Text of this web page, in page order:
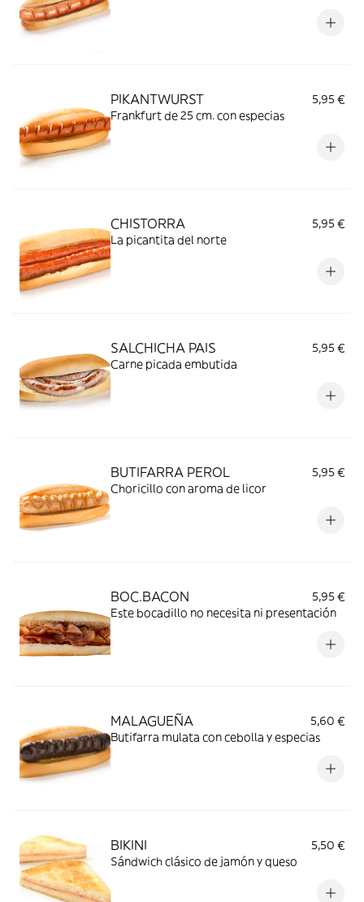
PIKANTWURST
5,95 €
Frankfurt de 25 cm. con especias
CHISTORRA
5,95 €
La picantita del norte
SALCHICHA PAIS
5,95 €
Carne picada embutida
BUTIFARRA PEROL
5,95 €
Choricillo con aroma de licor
BOC.BACON
5,95 €
Este bocadillo no necesita ni presentación
MALAGUEÑA
5,60 €
Butifarra mulata con cebolla y especias
BIKINI
5,50 €
Sándwich clásico de jamón y queso